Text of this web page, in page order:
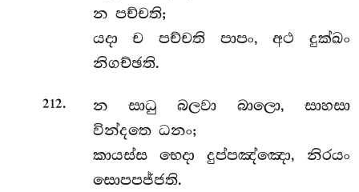
න පච්චති;
යදා ච පච්චති පාපං, අථ දුක්ඛං
නිගච්ඡති.
212. නසාධු බලවා බාලො, සාහසා
වින්දතෙ ධනං;
කායස්ස භෙදා දුප්පඤ්ඤො, නිරයං
සොපපජ්ජති.